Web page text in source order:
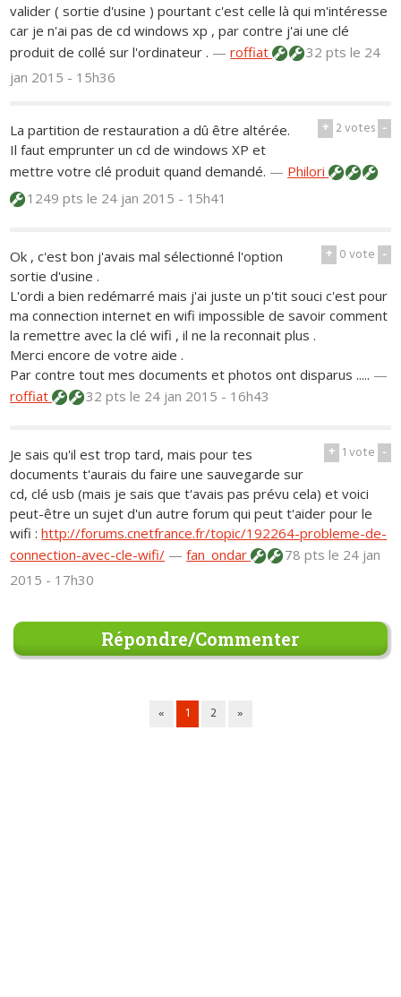
valider ( sortie d'usine ) pourtant c'est celle là qui m'intéresse
car je n'ai pas de cd windows xp , par contre j'ai une clé
produit de collé sur l'ordinateur . —roffiat 32 ptsle 24
jan 2015 - 15h36
+ 2votes -
La partition de restauration a dû être altérée.
Il faut emprunter un cd de windows XP et
mettre votre clé produit quand demandé. — Philori
1249 ptsle 24 jan 2015 - 15h41
+ 0vote -
Ok , c'est bon j'avais mal sélectionné l'option
sortie d'usine .
L'ordi a bien redémarré mais j'ai juste un p'tit souci c'est pour
ma connection internet en wifi impossible de savoir comment
la remettre avec la clé wifi , il ne la reconnait plus .
Merci encore de votre aide .
Par contre tout mes documents et photos ont disparus ..... —
roffiat
32 ptsle 24 jan 2015 - 16h43
+ 1vote -
Je sais qu'il est trop tard, mais pour tes
documents t'aurais du faire une sauvegarde sur
cd, clé usb (mais je sais que t'avais pas prévu cela) et voici
peut-être un sujet d'un autre forum qui peut t'aider pour le
wifi :http://forums.cnetfrance.fr/topic/192264-probleme-de-
connection-avec-cle-wifi/ —fan_ondar 78 ptsle 24 jan
2015 - 17h30
Répondre/Commenter
« 1 2 »